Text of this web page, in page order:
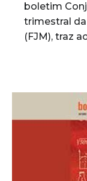
boletim
trimestral
(FJM), traz